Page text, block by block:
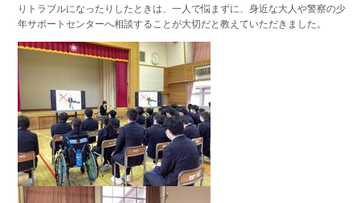
りトラブルになったりしたときは、一人で悩まずに、身近な大人や警察の少
年サポートセンターへ相談することが大切だと教えていただきました。